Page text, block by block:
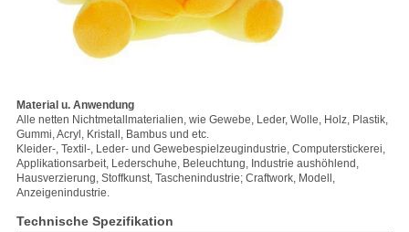
Material u. Anwendung
Alle netten Nichtmetallmaterialien, wie Gewebe, Leder, Wolle, Holz, Plastik,
Gummi, Acryl, Kristall, Bambus und etc.
Kleider-, Textil-, Leder- und Gewebespielzeugindustrie, Computerstickerei,
Applikationsarbeit, Lederschuhe, Beleuchtung, Industrie aushöhlend,
Hausverzierung, Stoffkunst, Taschenindustrie; Craftwork, Modell,
Anzeigenindustrie.
Technische Spezifikation